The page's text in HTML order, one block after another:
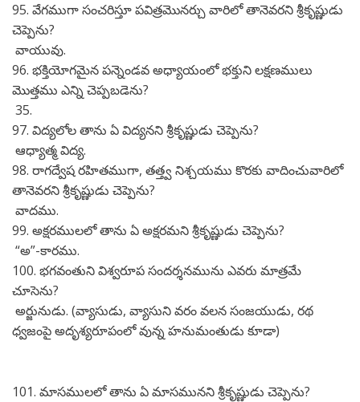
95. వేగముగా సంచరిస్తూ పవిత్రమొనర్చు వారిలో తానెవరని శ్రీకృష్ణుడు
చెప్పెను?
వాయువు.
96. భక్తియోగమైన పన్నెండవ అధ్యాయంలో భక్తుని లక్షణములు
మొత్తము ఎన్ని చెప్పబడెను?
35.
97. విద్యలోల తాను ఏ విద్యనని శ్రీకృష్ణుడు చెప్పెను?
ఆధ్యాత్మ విద్య.
98. రాగద్వేష రహితముగా, తత్త్వ నిశ్చయము కొరకు వాదించువారిలో
తానెవరని శ్రీకృష్ణుడు చెప్పెను?
వాదము.
99. అక్షరములలో తాను ఏ అక్షరమని శ్రీకృష్ణుడు చెప్పెను?
“అ”-కారము.
100. భగవంతుని విశ్వరూప సందర్శనమును ఎవరు మాత్రమే
చూసెను?
అర్జునుడు. (వ్యాసుడు, వ్యాసుని వరం వలన సంజయుడు, రథ
ధ్వజంపై అదృశ్యరూపంలో వున్న హనుమంతుడు కూడా)
101. మాసములలో తాను ఏ మాసమునని శ్రీకృష్ణుడు చెప్పెను?